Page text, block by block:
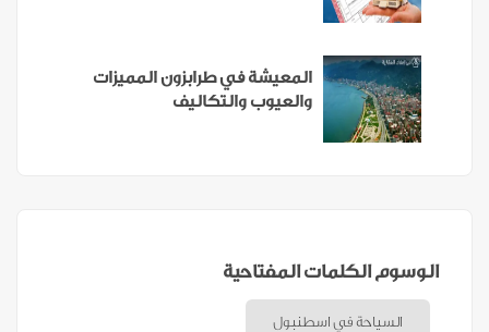
المعيشة في طرابزون المميزات
والعيوب والتكاليف
الوسوم الكلمات المفتاحية
السياحة في اسطنبول